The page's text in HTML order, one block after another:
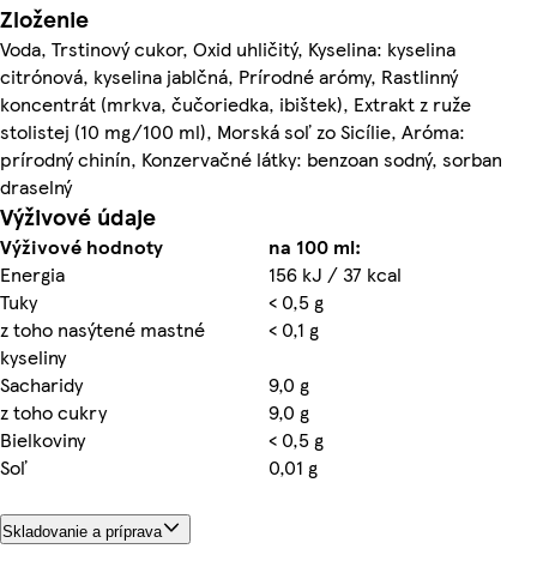
Zloženie
Voda, Trstinový cukor, Oxid uhličitý, Kyselina: kyselina
citrónová, kyselina jablčná, Prírodné arómy, Rastlinný
koncentrát (mrkva, čučoriedka, ibištek), Extrakt z ruže
stolistej (10 mg/100 ml), Morská soľ zo Sicílie, Aróma:
prírodný chinín, Konzervačné látky: benzoan sodný, sorban
draselný
Výživové údaje
Výživové hodnoty
na 100 ml:
Energia
156 kJ / 37 kcal
Tuky
< 0,5 g
z toho nasýtené mastné
kyseliny
< 0,1 g
Sacharidy
9,0 g
z toho cukry
9,0 g
Bielkoviny
< 0,5 g
Soľ
0,01 g
Skladovanie a príprava